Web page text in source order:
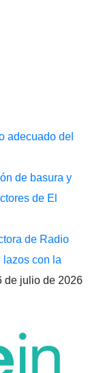
adecuado del
de basura y
de El
de Radio
lazos con la
de julio de 2026